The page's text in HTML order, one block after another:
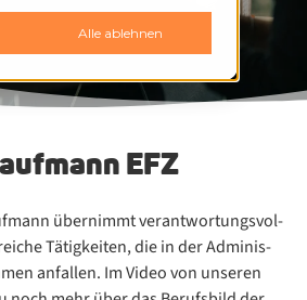
Alle ablehnen
EFZ
über­nimmt ver­ant­wor­tungs­vol­
Tä­tig­kei­ten, die in der Ad­mi­nis­
an­fal­len. Im Vi­deo von un­se­ren